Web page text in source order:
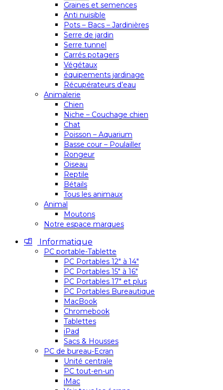
Graines et semences
Anti nuisible
Pots – Bacs – Jardinières
Serre de jardin
Serre tunnel
Carrés potagers
Végétaux
équipements jardinage
Récupérateurs d’eau
Animalerie
Chien
Niche – Couchage chien
Chat
Poisson – Aquarium
Basse cour – Poulailler
Rongeur
Oiseau
Reptile
Bétails
Tous les animaux
Animal
Moutons
Notre espace marques
Informatique
PC portable-Tablette
PC Portables 12″ à 14″
PC Portables 15″ à 16″
PC Portables 17″ et plus
PC Portables Bureautique
MacBook
Chromebook
Tablettes
iPad
Sacs & Housses
PC de bureau-Ecran
Unité centrale
PC tout-en-un
iMac